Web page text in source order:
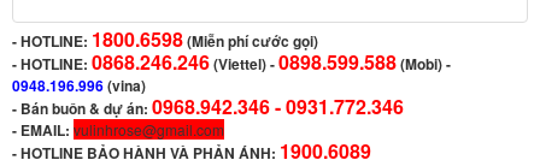
-HOTLINE: 1800.6598(Miễn phí cước gọi)
- HOTLINE: 0868.246.246(Viettel)-0898.599.588(Mobi) -
0948.196.996(vina)
- Bán buôn & dự án: 0968.942.346 -0931.772.346
- EMAIL: vulinhrose@gmail.com
-HOTLINE BẢO HÀNH VÀ PHẢN ÁNH: 1900.6089